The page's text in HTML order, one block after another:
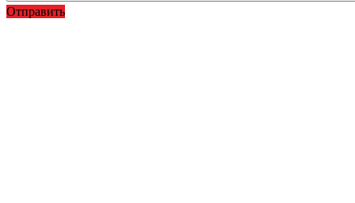
Отправить